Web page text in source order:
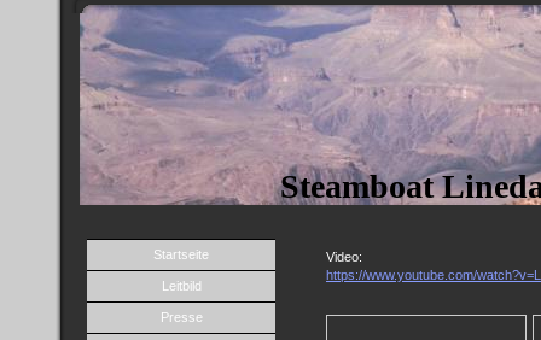
Steamboat
Startseite
Leitbild
Presse
Video:
https://www.youtube.com/